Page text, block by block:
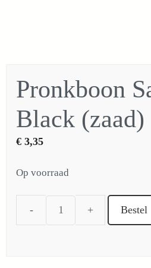
Pronkboon
Black (zaad)
€ 3,35
Op voorraad
Pronkboon
Bestel